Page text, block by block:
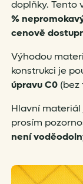
doplňky. Tento
%
cenově
Výhodou
konstrukci je
úpravu C0(bez
Hlavní materiál
prosím
není